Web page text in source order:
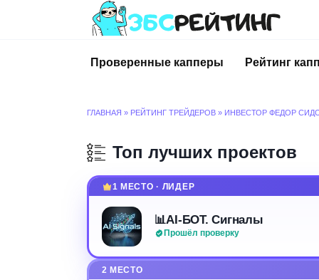
Проверенные капперы
Рейтинг
ГЛАВНАЯ » РЕЙТИНГ ТРЕЙДЕРОВ » ИНВЕСТОР ФЕДОР
Топ лучших проектов
1 МЕСТО · ЛИДЕР
📊AI-БОТ. Сигналы
Прошёл проверку
2 МЕСТО